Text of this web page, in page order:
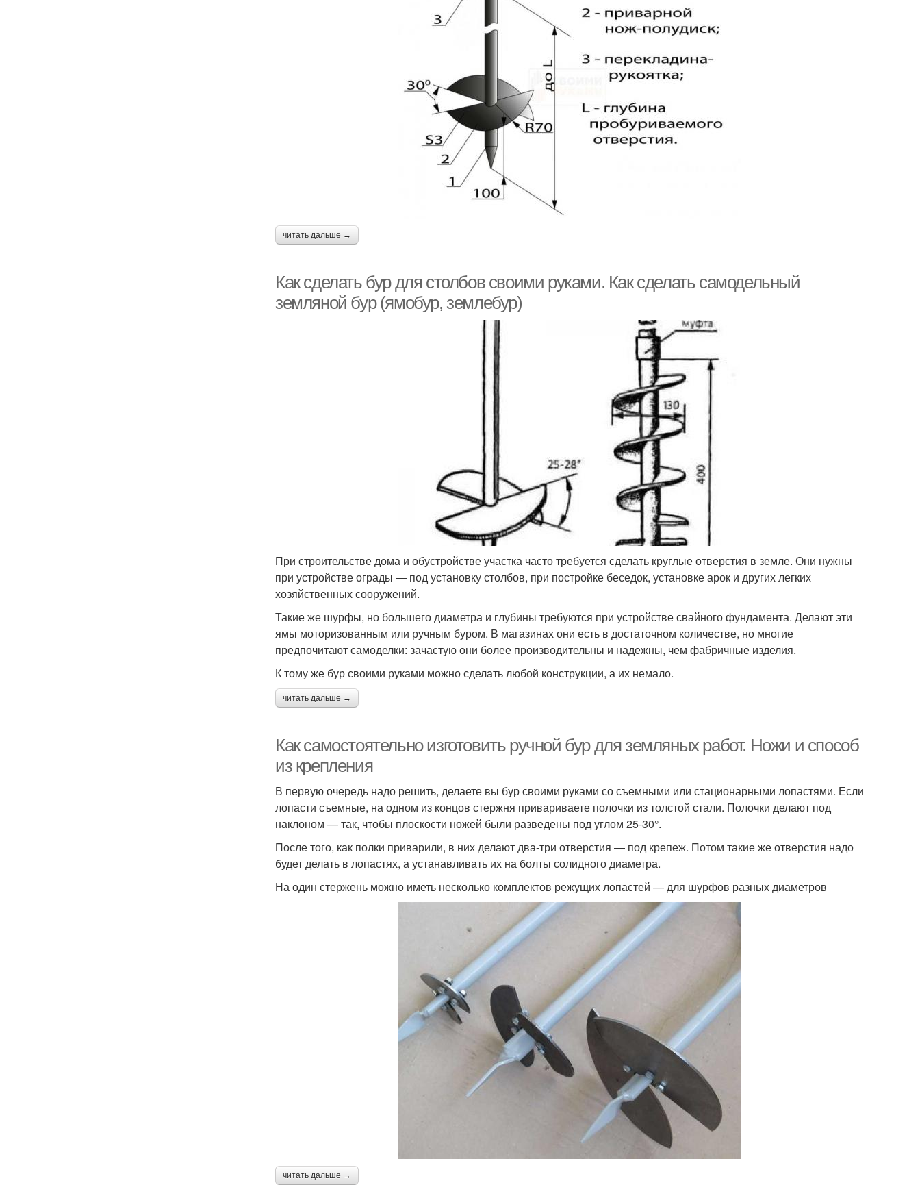
читать дальше →
Как сделать бур для столбов своими руками. Как сделать самодельный
земляной бур (ямобур, землебур)
При строительстве дома и обустройстве участка часто требуется сделать круглые отверстия в земле. Они нужны
при устройстве ограды — под установку столбов, при постройке беседок, установке арок и других легких
хозяйственных сооружений.
Такие же шурфы, но большего диаметра и глубины требуются при устройстве свайного фундамента. Делают эти
ямы моторизованным или ручным буром. В магазинах они есть в достаточном количестве, но многие
предпочитают самоделки: зачастую они более производительны и надежны, чем фабричные изделия.
К тому же бур своими руками можно сделать любой конструкции, а их немало.
читать дальше →
Как самостоятельно изготовить ручной бур для земляных работ. Ножи и способ
из крепления
В первую очередь надо решить, делаете вы бур своими руками со съемными или стационарными лопастями. Если
лопасти съемные, на одном из концов стержня привариваете полочки из толстой стали. Полочки делают под
наклоном — так, чтобы плоскости ножей были разведены под углом 25-30°.
После того, как полки приварили, в них делают два-три отверстия — под крепеж. Потом такие же отверстия надо
будет делать в лопастях, а устанавливать их на болты солидного диаметра.
На один стержень можно иметь несколько комплектов режущих лопастей — для шурфов разных диаметров
читать дальше →